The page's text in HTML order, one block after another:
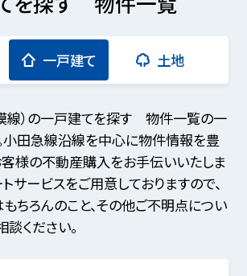
一戸建て 土地
線）の一戸建てを探す 物件一覧の一
小田急線沿線を中心に物件情報を豊
客様の不動産購入をお手伝いいたしま
サービスをご用意しておりますので、
ちろんのこと、その他ご不明点につい
ください。